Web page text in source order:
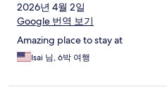
2026년 4월 2일
Google 번역 보기
Amazing place to stay at
Isai 님, 6박 여행